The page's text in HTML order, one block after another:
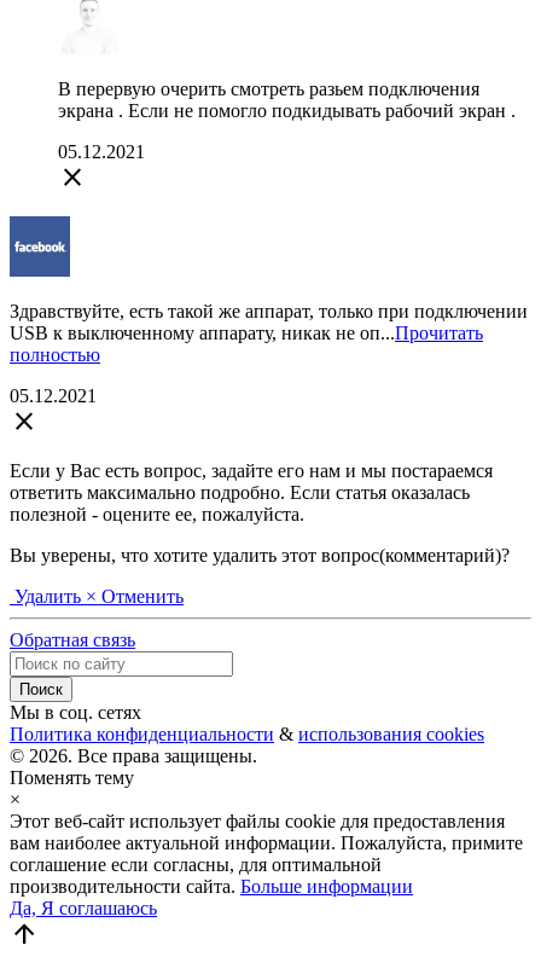
В перервую очерить смотреть разьем подключения
экрана . Если не помогло подкидывать рабочий экран .
05.12.2021
close
Здравствуйте, есть такой же аппарат, только при подключении
USB к выключенному аппарату, никак не оп...Прочитать
полностью
05.12.2021
close
Если у Вас есть вопрос, задайте его нам и мы постараемся
ответить максимально подробно. Если статья оказалась
полезной - оцените ее, пожалуйста.
Вы уверены, что хотите удалить этот вопрос(комментарий)?
Удалить × Отменить
Обратная связь
Мы в соц. сетях
Политика конфиденциальности & использования cookies
© 2026. Все права защищены.
Поменять тему
×
Этот веб-сайт использует файлы cookie для предоставления
вам наиболее актуальной информации. Пожалуйста, примите
соглашение если согласны, для оптимальной
производительности сайта. Больше информации
Да, Я соглашаюсь
arrow_upward